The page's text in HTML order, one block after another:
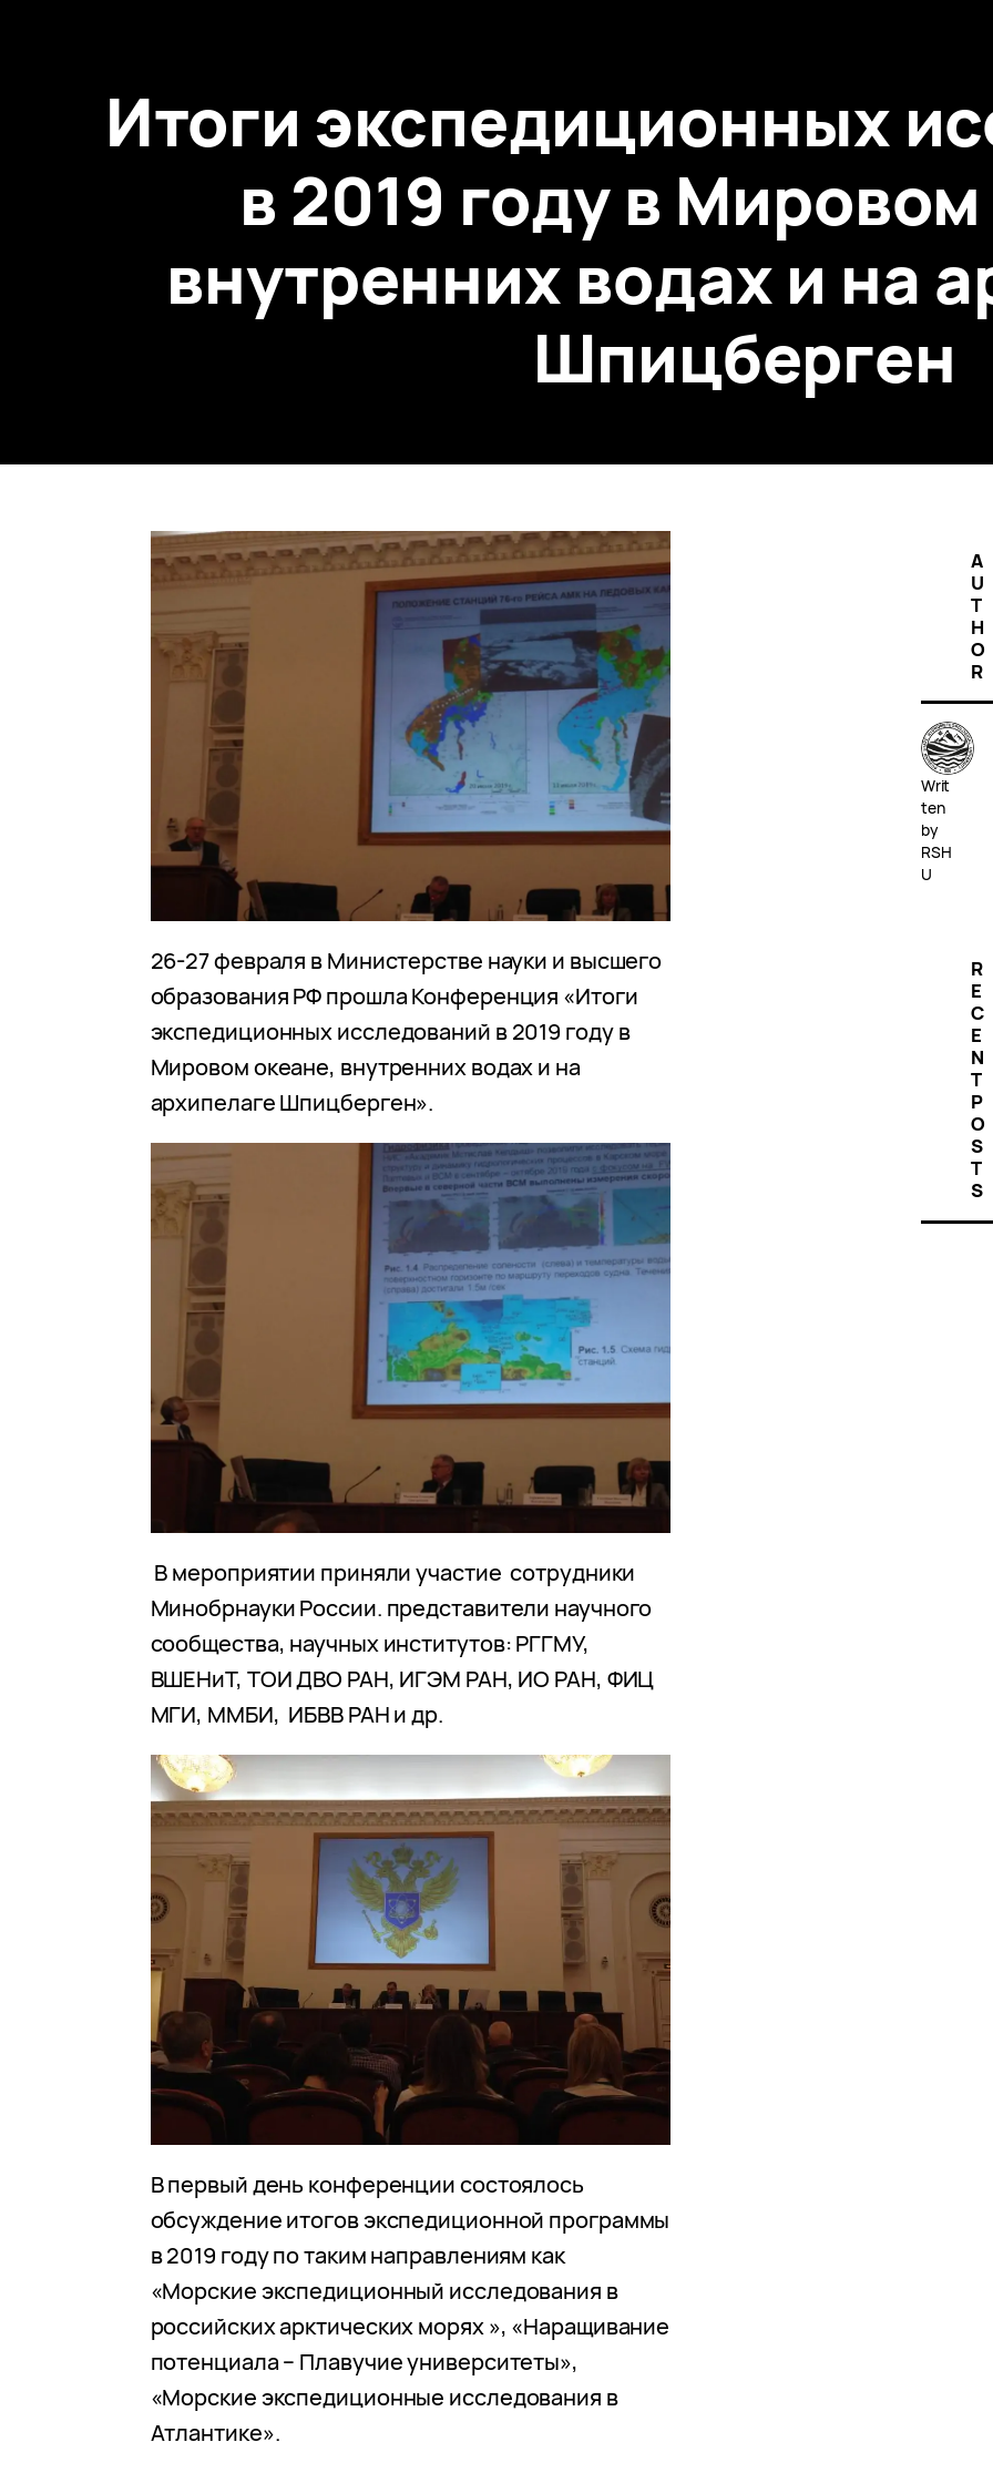
Итоги экспедиционных
в 2019 году в
внутренних водах и на
Шпицберген
26-27 февраля в Министерстве науки и высшего
образования РФ прошла Конференция «Итоги
экспедиционных исследований в 2019 году в
Мировом океане, внутренних водах и на
архипелаге Шпицберген».
В мероприятии приняли участие сотрудники
Минобрнауки России. представители научного
сообщества, научных институтов: РГГМУ,
ВШЕНиТ, ТОИ ДВО РАН, ИГЭМ РАН, ИО РАН, ФИЦ
МГИ, ММБИ, ИБВВ РАН и др.
В первый день конференции состоялось
обсуждение итогов экспедиционной программы
в 2019 году по таким направлениям как
«Морские экспедиционный исследования в
российских арктических морях », «Наращивание
потенциала – Плавучие университеты»,
«Морские экспедиционные исследования в
Атлантике».
A
U
T
H
O
R
Writ
ten
by
RSH
U
R
E
C
E
N
T
P
O
S
T
S